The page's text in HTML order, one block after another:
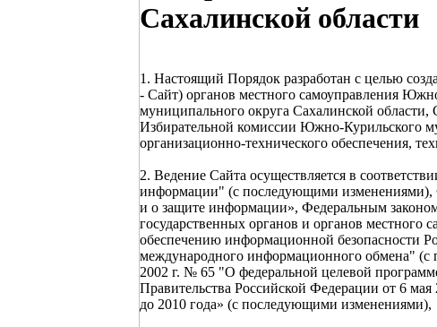
Сахалинской области
1. Настоящий Порядок разработан с целью
- Сайт) органов местного самоуправления
муниципального округа Сахалинской
Избирательной комиссии Южно-Курильского
организационно-технического обеспечения,
2. Ведение Сайта осуществляется в
информации" (с последующими
и о защите информации», Федеральным
государственных органов и органов
обеспечению информационной безопасности
международного информационного обмена" (с
2002 г. № 65 "О федеральной целевой
Правительства Российской Федерации от 6
до 2010 года» (с последующими изменениями),